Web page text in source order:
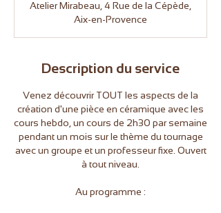
m
i
n
Atelier Mirabeau, 4 Rue de la Cépède,
Aix-en-Provence
Description du service
Venez découvrir TOUT les aspects de la
création d'une pièce en céramique avec les
cours hebdo, un cours de 2h30 par semaine
pendant un mois sur le thème du tournage
avec un groupe et un professeur fixe. Ouvert
à tout niveau.
Au programme :